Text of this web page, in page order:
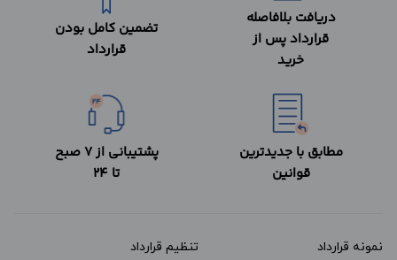
دریافت بلافاصله
قرارداد پس از
خرید
تضمین کامل بودن
قرارداد
مطابق با جدیدترین
قوانین
پشتیبانی از 7 صبح
تا 24
نمونه قرارداد‌ تنظیم قرارداد